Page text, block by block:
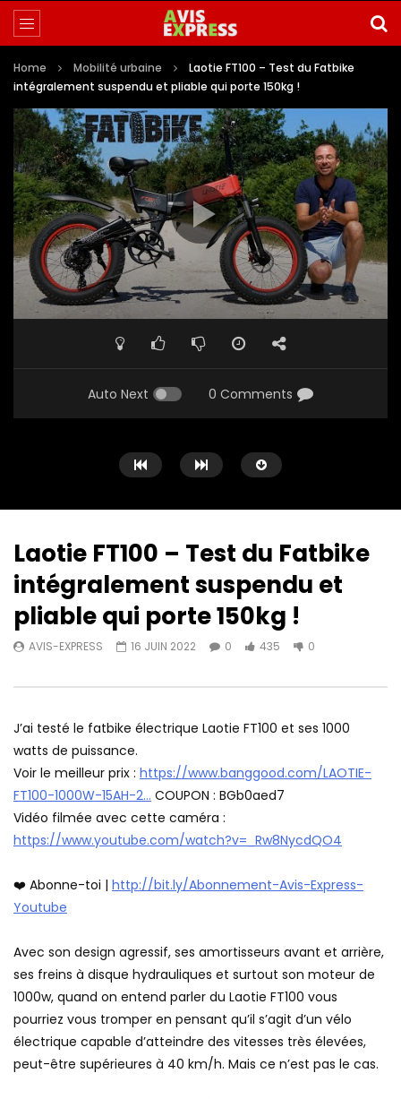
Home Mobilité urbaine
Laotie FT100 – Test du Fatbike
intégralement suspendu et pliable qui porte 150kg !
Auto Next 0 Comments
Watch Later
ESKUTE Polluno Pro – Un vélo
électrique 100% réglementaire
0
205 0
Fafrees F20 ⚡ 250
AVIS-EXPRESS
Laotie FT100 – Test du Fatbike
intégralement suspendu et
pliable qui porte 150kg !
AVIS-EXPRESS 16 JUIN 2022 0 435 0
J’ai testé le fatbike électrique Laotie FT100 et ses 1000
watts de puissance.
Voir le meilleur prix : https://www.banggood.com/LAOTIE-
FT100-1000W-15AH-2… COUPON : BGb0aed7
Vidéo filmée avec cette caméra :
https://www.youtube.com/watch?v=_Rw8NycdQO4
❤️ Abonne-toi | http://bit.ly/Abonnement-Avis-Express-
Youtube
Avec son design agressif, ses amortisseurs avant et arrière,
ses freins à disque hydrauliques et surtout son moteur de
1000w, quand on entend parler du Laotie FT100 vous
pourriez vous tromper en pensant qu’il s’agit d’un vélo
électrique capable d’atteindre des vitesses très élevées,
peut-être supérieures à 40 km/h. Mais ce n’est pas le cas.